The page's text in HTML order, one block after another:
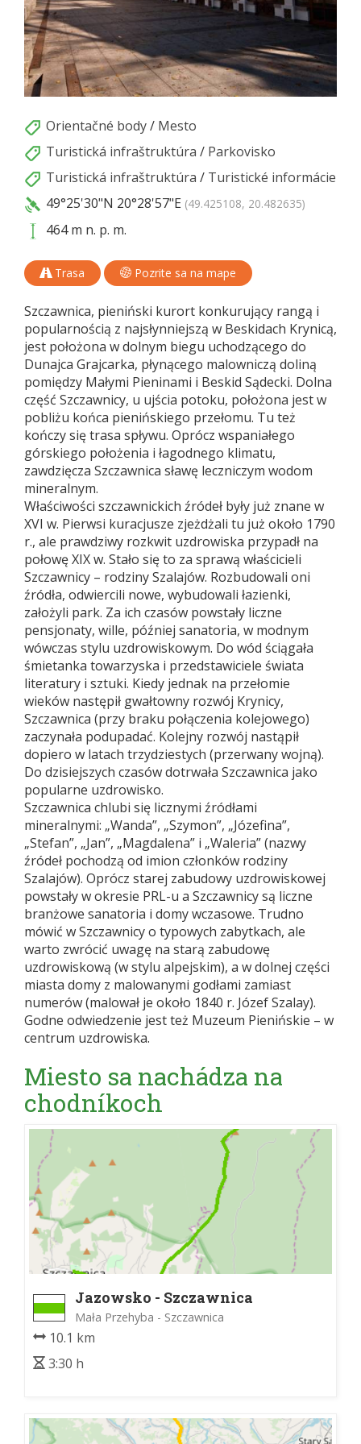
Orientačné body/ Mesto
Turistická infraštruktúra / Parkovisko
Turistická infraštruktúra / Turistické informácie
49°25'30"N 20°28'57"E (49.425108, 20.482635)
464 m n. p. m.
Trasa Pozrite sa na mape
Szczawnica, pieniński kurort konkurujący rangą i
popularnością z najsłynniejszą w Beskidach Krynicą,
jest położona w dolnym biegu uchodzącego do
Dunajca Grajcarka, płynącego malowniczą doliną
pomiędzy Małymi Pieninami i Beskid Sądecki. Dolna
część Szczawnicy, u ujścia potoku, położona jest w
pobliżu końca pienińskiego przełomu. Tu też
kończy się trasa spływu. Oprócz wspaniałego
górskiego położenia i łagodnego klimatu,
zawdzięcza Szczawnica sławę leczniczym wodom
mineralnym.
Właściwości szczawnickich źródeł były już znane w
XVI w. Pierwsi kuracjusze zjeżdżali tu już około 1790
r., ale prawdziwy rozkwit uzdrowiska przypadł na
połowę XIX w. Stało się to za sprawą właścicieli
Szczawnicy – rodziny Szalajów. Rozbudowali oni
źródła, odwiercili nowe, wybudowali łazienki,
założyli park. Za ich czasów powstały liczne
pensjonaty, wille, później sanatoria, w modnym
wówczas stylu uzdrowiskowym. Do wód ściągała
śmietanka towarzyska i przedstawiciele świata
literatury i sztuki. Kiedy jednak na przełomie
wieków następił gwałtowny rozwój Krynicy,
Szczawnica (przy braku połączenia kolejowego)
zaczynała podupadać. Kolejny rozwój nastąpił
dopiero w latach trzydziestych (przerwany wojną).
Do dzisiejszych czasów dotrwała Szczawnica jako
popularne uzdrowisko.
Szczawnica chlubi się licznymi źródłami
mineralnymi: „Wanda”, „Szymon”, „Józefina”,
„Stefan”, „Jan”, „Magdalena” i „Waleria” (nazwy
źródeł pochodzą od imion członków rodziny
Szalajów). Oprócz starej zabudowy uzdrowiskowej
powstały w okresie PRL-u a Szczawnicy są liczne
branżowe sanatoria i domy wczasowe. Trudno
mówić w Szczawnicy o typowych zabytkach, ale
warto zwrócić uwagę na starą zabudowę
uzdrowiskową (w stylu alpejskim), a w dolnej części
miasta domy z malowanymi godłami zamiast
numerów (malował je około 1840 r. Józef Szalay).
Godne odwiedzenie jest też Muzeum Pienińskie – w
centrum uzdrowiska.
Miesto sa nachádza na
chodníkoch
Jazowsko - Szczawnica
Mała Przehyba - Szczawnica
10.1 km
3:30 h